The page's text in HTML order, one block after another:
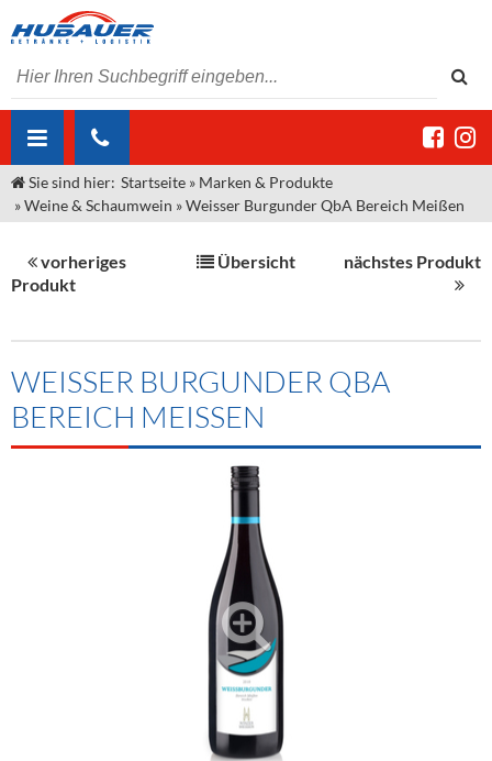
ÜBER UNS
Unser Liefergebiet
Kontakt
Angebote Gastronomie & Großhandel
Neuigkeiten
Termine
MARKEN & PRODUKTE
Sirup
Spirituosen
Kommisionskauf & Lieferbedingungen
Fremddienstleistungen
Sie sind hier: Startseite » Marken & Produkte
»Weine & Schaumwein »Weisser Burgunder QbA Bereich Meißen
vorheriges
Produkt
Übersicht nächstes Produkt
WEISSER BURGUNDER QBA
BEREICH MEISSEN